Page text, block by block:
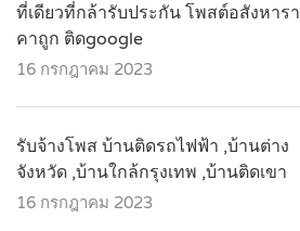
ที่เดียวที่กล้ารับประกัน โพสต์อสังหารา
คาถูก ติดgoogle
16 กรกฎาคม 2023
รับจ้างโพส บ้านติดรถไฟฟ้า ,บ้านต่าง
จังหวัด ,บ้านใกล้กรุงเทพ ,บ้านติดเขา
16 กรกฎาคม 2023